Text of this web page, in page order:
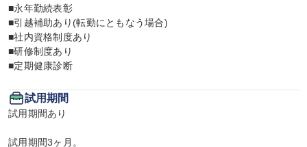
■永年勤続表彰
■引越補助あり(転勤にともなう場合)
■社内資格制度あり
■研修制度あり
■定期健康診断
試用期間
試用期間あり
試用期間3ヶ月。